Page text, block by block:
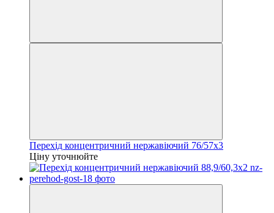
Перехід концентричний нержавіючий 76/57х3
Ціну уточнюйте